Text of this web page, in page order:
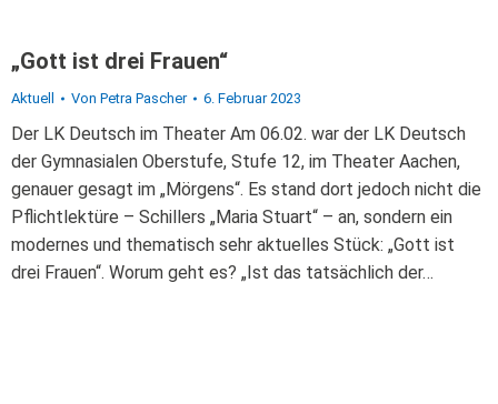
„Gott ist drei Frauen“
Aktuell Von Petra Pascher 6. Februar 2023
Der LK Deutsch im Theater Am 06.02. war der LK Deutsch
der Gymnasialen Oberstufe, Stufe 12, im Theater Aachen,
genauer gesagt im „Mörgens“. Es stand dort jedoch nicht die
Pflichtlektüre – Schillers „Maria Stuart“ – an, sondern ein
modernes und thematisch sehr aktuelles Stück: „Gott ist
drei Frauen“. Worum geht es? „Ist das tatsächlich der…